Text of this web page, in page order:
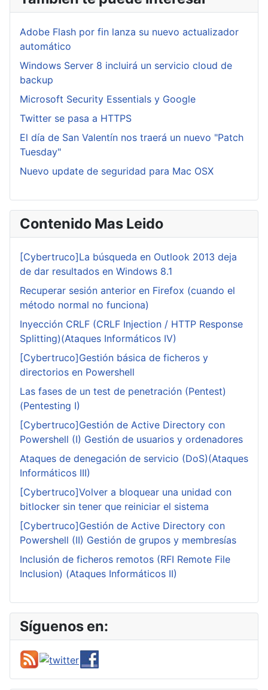
Adobe Flash por fin lanza su nuevo actualizador
automático
Windows Server 8 incluirá un servicio cloud de
backup
Microsoft Security Essentials y Google
Twitter se pasa a HTTPS
El día de San Valentín nos traerá un nuevo "Patch
Tuesday"
Nuevo update de seguridad para Mac OSX
Contenido Mas Leido
[Cybertruco]La búsqueda en Outlook 2013 deja
de dar resultados en Windows 8.1
Recuperar sesión anterior en Firefox (cuando el
método normal no funciona)
Inyección CRLF (CRLF Injection / HTTP Response
Splitting)(Ataques Informáticos IV)
[Cybertruco]Gestión básica de ficheros y
directorios en Powershell
Las fases de un test de penetración (Pentest)
(Pentesting I)
[Cybertruco]Gestión de Active Directory con
Powershell (I) Gestión de usuarios y ordenadores
Ataques de denegación de servicio (DoS)(Ataques
Informáticos III)
[Cybertruco]Volver a bloquear una unidad con
bitlocker sin tener que reiniciar el sistema
[Cybertruco]Gestión de Active Directory con
Powershell (II) Gestión de grupos y membresías
Inclusión de ficheros remotos (RFI Remote File
Inclusion) (Ataques Informáticos II)
Síguenos en: